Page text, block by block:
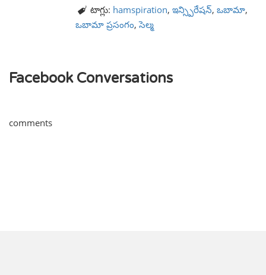
టాగ్లు: hamspiration, ఇన్స్పిరేషన్, ఒబామా,
ఒబామా ప్రసంగం,సెల్మ
Facebook Conversations
comments